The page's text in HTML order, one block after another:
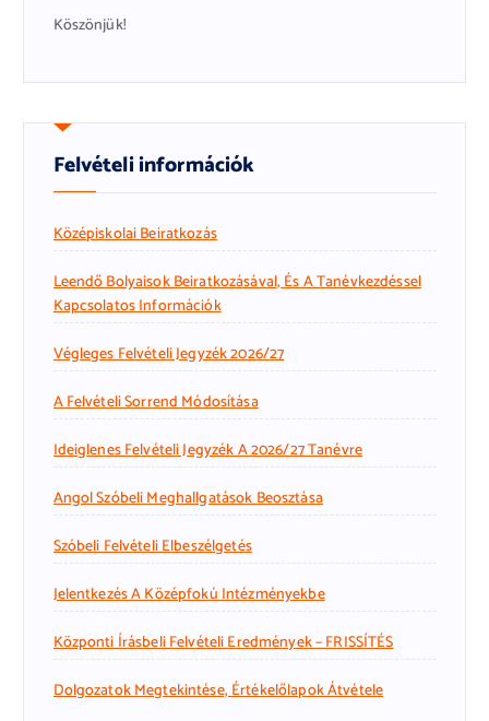
Köszönjük!
Felvételi információk
Középiskolai Beiratkozás
Leendő Bolyaisok Beiratkozásával, És A Tanévkezdéssel
Kapcsolatos Információk
Végleges Felvételi Jegyzék 2026/27
A Felvételi Sorrend Módosítása
Ideiglenes Felvételi Jegyzék A 2026/27 Tanévre
Angol Szóbeli Meghallgatások Beosztása
Szóbeli Felvételi Elbeszélgetés
Jelentkezés A Középfokú Intézményekbe
Központi Írásbeli Felvételi Eredmények – FRISSÍTÉS
Dolgozatok Megtekintése, Értékelőlapok Átvétele